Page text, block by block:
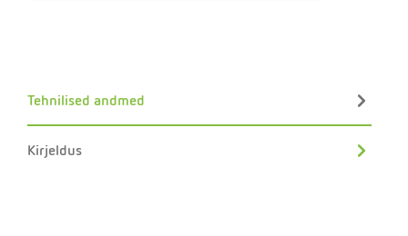
Tehnilised andmed
Kirjeldus